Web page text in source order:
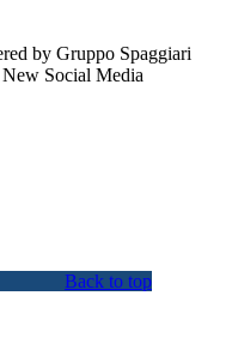
by Gruppo Spaggiari
Social Media
Back to top